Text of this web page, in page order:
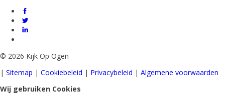
© 2026 Kijk Op Ogen
| Sitemap | Cookiebeleid | Privacybeleid | Algemene voorwaarden
Wij gebruiken Cookies